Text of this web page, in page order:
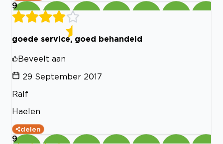
9
goede service, goed behandeld
Beveelt aan
29 September 2017
Ralf
Haelen
delen
9